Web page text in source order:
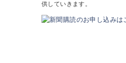
供していきます。